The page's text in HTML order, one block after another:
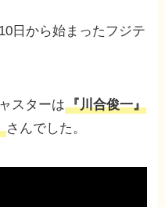
日から始まったフジテ
スターは『川合俊一』
さんでした。